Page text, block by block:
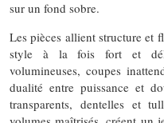
sur un fond sobre.
Les pièces allient structure et
style à la fois fort et
volumineuses, coupes
dualité entre puissance et
transparents, dentelles et